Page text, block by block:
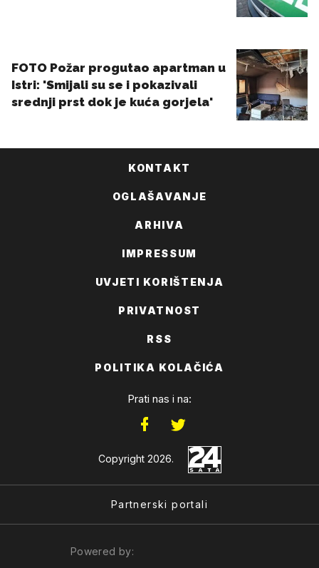
KONTAKT
OGLAŠAVANJE
ARHIVA
IMPRESSUM
UVJETI KORIŠTENJA
PRIVATNOST
RSS
POLITIKA KOLAČIĆA
Prati nas i na:
Copyright 2026.
Partnerski portali
Powered by: